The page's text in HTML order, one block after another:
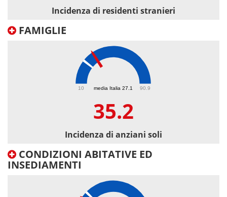
Incidenza di residenti stranieri
FAMIGLIE
media Italia 27.1
10 90.9
35.2
Incidenza di anziani soli
CONDIZIONI ABITATIVE ED
INSEDIAMENTI